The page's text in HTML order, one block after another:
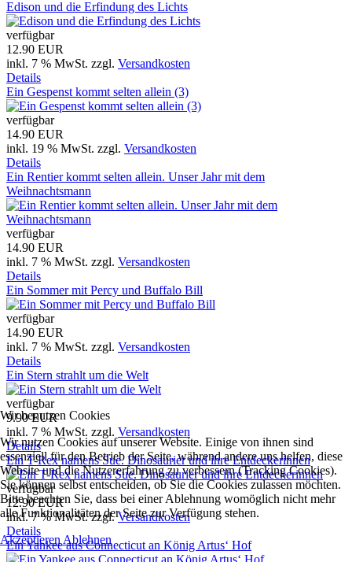
Edison und die Erfindung des Lichts
verfügbar
12.90 EUR
inkl. 7 % MwSt. zzgl. Versandkosten
Details
Ein Gespenst kommt selten allein (3)
verfügbar
14.90 EUR
inkl. 19 % MwSt. zzgl. Versandkosten
Details
Ein Rentier kommt selten allein. Unser Jahr mit dem
Weihnachtsmann
verfügbar
14.90 EUR
inkl. 7 % MwSt. zzgl. Versandkosten
Details
Ein Sommer mit Percy und Buffalo Bill
verfügbar
14.90 EUR
inkl. 7 % MwSt. zzgl. Versandkosten
Details
Ein Stern strahlt um die Welt
verfügbar
9.90 EUR
inkl. 7 % MwSt. zzgl. Versandkosten
Details
Ein T-Rex namens Sue. Dinosaurier und ihre Entdeckerinnen
verfügbar
12.90 EUR
inkl. 7 % MwSt. zzgl.Versandkosten
Details
Ein Yankee aus Connecticut an König Artus‘ Hof
Wir benutzen Cookies
Wir nutzen Cookies auf unserer Website. Einige von ihnen sind
essenziell für den Betrieb der Seite, während andere uns helfen, diese
Website und die Nutzererfahrung zu verbessern (Tracking Cookies).
Sie können selbst entscheiden, ob Sie die Cookies zulassen möchten.
Bitte beachten Sie, dass bei einer Ablehnung womöglich nicht mehr
alle Funktionalitäten der Seite zur Verfügung stehen.
Akzeptieren Ablehnen